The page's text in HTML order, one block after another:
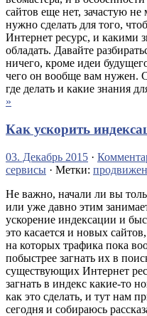
сайтов еще нет, зачастую
нужно сделать для того,
Интернет ресурс, и какими
обладать. Давайте
ничего, кроме идеи
чего он вообще вам нужен. С
где делать и какие знания
»
Как ускорить
03. Декабрь 2015 ·
сервисы · Метки:
Не важно, начали ли вы
или уже давно этим
ускорение индексации и
это касается и новых
на которых трафика пока
побыстрее загнать их в
существующих Интернет
загнать в индекс какие-то
как это сделать, и тут нам
сегодня и собираюсь